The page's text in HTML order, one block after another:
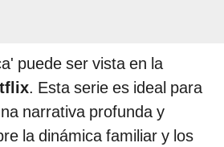
puede ser vista en la
. Esta serie es ideal para
narrativa profunda y
la dinámica familiar y los